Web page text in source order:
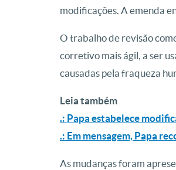
modificações. A emenda
O trabalho de revisão
corretivo mais ágil, a ser
causadas pela fraqueza
Leia também
.: Papa estabelece
.: Em mensagem, Papa
As mudanças foram